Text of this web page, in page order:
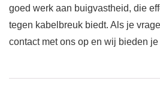
goed werk aan buigvastheid, die
tegen kabelbreuk biedt. Als je
contact met ons op en wij bieden